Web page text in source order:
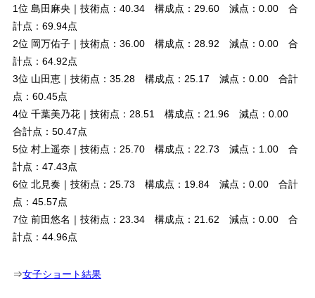
1位 島田麻央｜技術点：40.34 構成点：29.60 減点：0.00 合
計点：69.94点
2位 岡万佑子｜技術点：36.00 構成点：28.92 減点：0.00 合
計点：64.92点
3位 山田恵｜技術点：35.28 構成点：25.17 減点：0.00 合計
点：60.45点
4位 千葉美乃花｜技術点：28.51 構成点：21.96 減点：0.00
合計点：50.47点
5位 村上遥奈｜技術点：25.70 構成点：22.73 減点：1.00 合
計点：47.43点
6位 北見奏｜技術点：25.73 構成点：19.84 減点：0.00 合計
点：45.57点
7位 前田悠名｜技術点：23.34 構成点：21.62 減点：0.00 合
計点：44.96点
⇒女子ショート結果